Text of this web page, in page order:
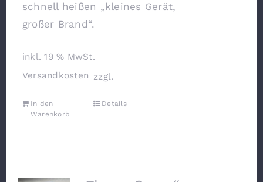
schnell heißen „kleines Gerät,
großer Brand“.
inkl. 19 % MwSt.
zzgl.
Versandkosten
In den
Warenkorb
Details